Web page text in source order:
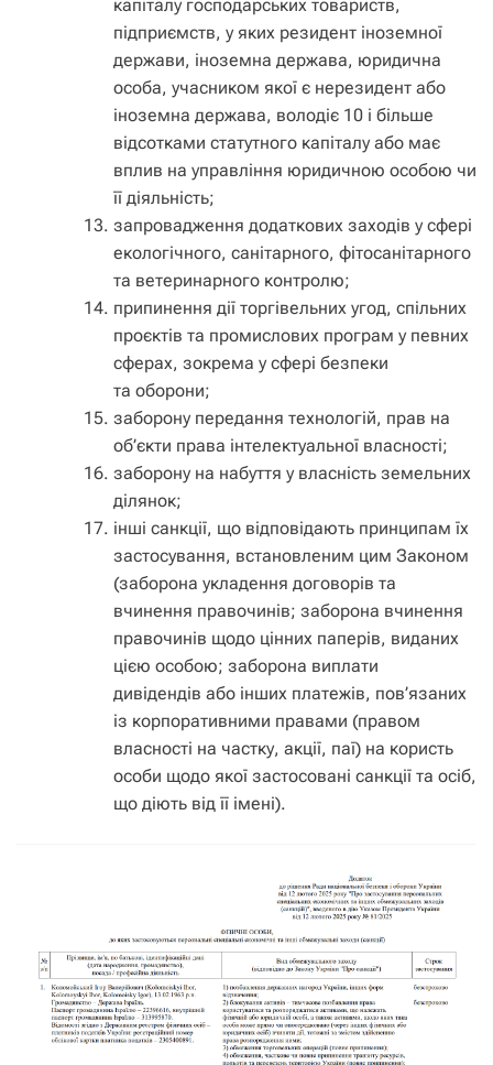
капіталу господарських товариств,
підприємств, у яких резидент іноземної
держави, іноземна держава, юридична
особа, учасником якої є нерезидент або
іноземна держава, володіє 10 і більше
відсотками статутного капіталу або має
вплив на управління юридичною особою чи
її діяльність;
запровадження додаткових заходів у сфері
екологічного, санітарного, фітосанітарного
та ветеринарного контролю;
припинення дії торгівельних угод, спільних
проєктів та промислових програм у певних
сферах, зокрема у сфері безпеки
та оборони;
заборону передання технологій, прав на
об’єкти права інтелектуальної власності;
заборону на набуття у власність земельних
ділянок;
інші санкції, що відповідають принципам їх
застосування, встановленим цим Законом
(заборона укладення договорів та
вчинення правочинів; заборона вчинення
правочинів щодо цінних паперів, виданих
цією особою; заборона виплати
дивідендів або інших платежів, пов’язаних
із корпоративними правами (правом
власності на частку, акції, паї) на користь
особи щодо якої застосовані санкції та осіб,
що діють від її імені).